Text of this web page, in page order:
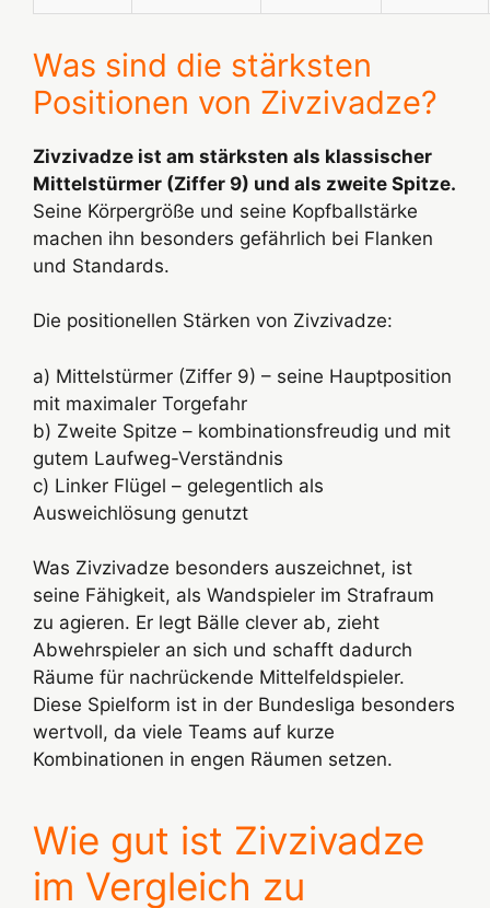
Was sind die stärksten
Positionen von Zivzivadze?
Zivzivadze ist am stärksten als klassischer
Mittelstürmer (Ziffer 9) und als zweite Spitze.
Seine Körpergröße und seine Kopfballstärke
machen ihn besonders gefährlich bei Flanken
und Standards.
Die positionellen Stärken von Zivzivadze:
a) Mittelstürmer (Ziffer 9) – seine Hauptposition
mit maximaler Torgefahr
b) Zweite Spitze – kombinationsfreudig und mit
gutem Laufweg-Verständnis
c) Linker Flügel – gelegentlich als
Ausweichlösung genutzt
Was Zivzivadze besonders auszeichnet, ist
seine Fähigkeit, als Wandspieler im Strafraum
zu agieren. Er legt Bälle clever ab, zieht
Abwehrspieler an sich und schafft dadurch
Räume für nachrückende Mittelfeldspieler.
Diese Spielform ist in der Bundesliga besonders
wertvoll, da viele Teams auf kurze
Kombinationen in engen Räumen setzen.
Wie gut ist Zivzivadze
im Vergleich zu